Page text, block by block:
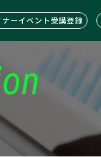
ナーイベント受講登録